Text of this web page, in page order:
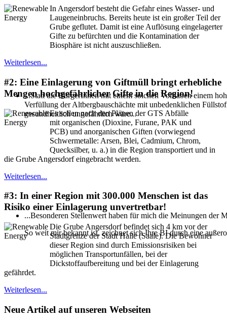
...Statt die BürgerInnen mit einem solchen Vorhaben einem
Verfüllung der Altbergbauschächte mit unbedenklichen
gesundheitlich ungefährlich wäre...
...Besonderen Stellenwert haben für mich die Meinungen der
So weit mir bekannt ist, zeichnet sich Ihre BI durch eine
In Angersdorf besteht die Gefahr eines Wasser- und
Laugeneinbruchs. Bereits heute ist ein großer Teil der
Grube geflutet. Damit ist eine Auflösung eingelagerter
Gifte zu befürchten und die Kontamination der
Biosphäre ist nicht auszuschließen.
Weiterlesen...
#2: Eine Einlagerung von Giftmüll bringt erhebliche
Mengen hochgefährlicher Gifte in die Region!
Es sollen nach den Plänen der GTS Abfälle
mit organischen (Dioxine, Furane, PAK und
PCB) und anorganischen Giften (vorwiegend
Schwermetalle: Arsen, Blei, Cadmium, Chrom,
Quecksilber, u. a.) in die Region transportiert und in
die Grube Angersdorf eingebracht werden.
Weiterlesen...
#3: In einer Region mit 300.000 Menschen ist das
Risiko einer Einlagerung unvertretbar!
Die Grube Angersdorf befindet sich 4 km vor der
Stadtgrenze der Stadt Halle (Saale). Die Bewohner
dieser Region sind durch Emissionsrisiken bei
möglichen Transportunfällen, bei der
Dickstoffaufbereitung und bei der Einlagerung
gefährdet.
Weiterlesen...
Neue Artikel auf unseren Webseiten